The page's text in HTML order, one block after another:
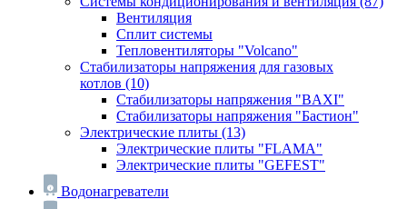
Вентиляция
Сплит системы
Тепловентиляторы "Volcano"
Стабилизаторы напряжения для газовых
котлов (10)
Стабилизаторы напряжения "BAXI"
Стабилизаторы напряжения "Бастион"
Электрические плиты (13)
Электрические плиты "FLAMA"
Электрические плиты "GEFEST"
Водонагреватели